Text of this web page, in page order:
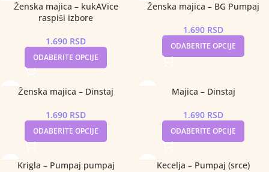
Ženska majica – kukAVice
raspiši izbore
1.690 RSD
ODABERITE OPCIJE
Ženska majica – BG Pumpaj
1.690 RSD
ODABERITE OPCIJE
Ženska majica – Dinstaj
1.690 RSD
ODABERITE OPCIJE
Majica – Dinstaj
1.690 RSD
ODABERITE OPCIJE
Krigla – Pumpaj pumpaj Kecelja – Pumpaj (srce)